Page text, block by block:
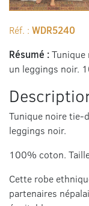
Réf. : WDR5240
Résumé :
un leggings noir.
Tunique noire tie-
leggings noir.
100% coton.
Cette robe
partenaires